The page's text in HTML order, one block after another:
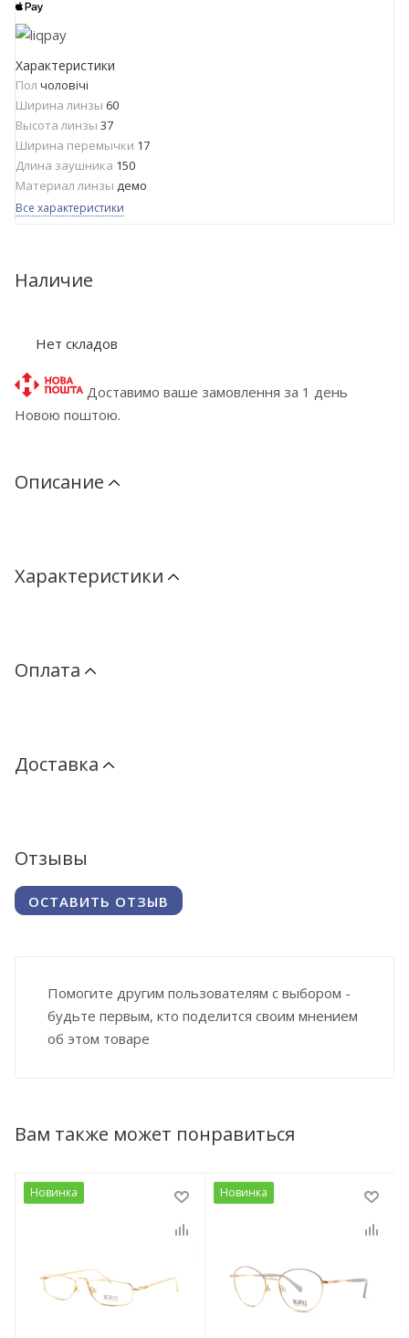
Характеристики
Пол чоловічі
Ширина линзы 60
Высота линзы 37
Ширина перемычки 17
Длина заушника 150
Материал линзы демо
Все характеристики
Наличие
Нет складов
Доставимо ваше замовлення за 1 день
Новою поштою.
Описание
Характеристики
Оплата
Доставка
Отзывы
ОСТАВИТЬ ОТЗЫВ
Помогите другим пользователям с выбором -
будьте первым, кто поделится своим мнением
об этом товаре
Вам также может понравиться
Новинка Новинка